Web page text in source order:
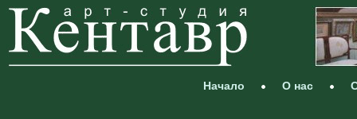
Начало О нас